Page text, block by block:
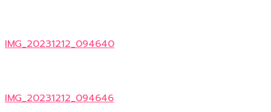
IMG_20231212_094640
IMG_20231212_094646